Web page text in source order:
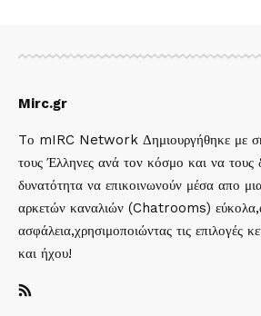
Mirc.gr
Tο mIRC Network Δημιουργήθηκε με
τους Έλληνες ανά τον κόσμο και να τους
δυνατότητα να επικοινωνούν μέσα απο
αρκετών καναλιών (Chatrooms)
ασφάλεια,χρησιμοποιώντας τις επιλογές
και ήχου!